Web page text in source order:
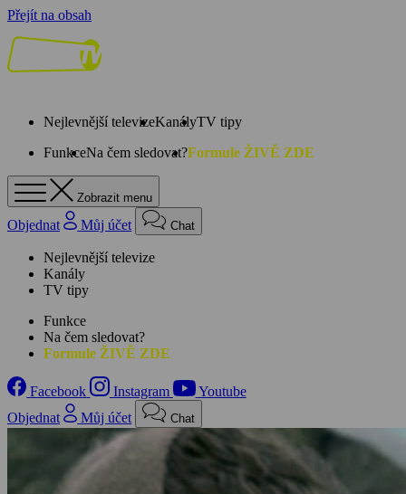
Přejít na obsah
Nejlevnější televizeKanályTV tipy
FunkceNa čem sledovat?Formule ŽIVĚ ZDE
Zobrazit menu
Objednat Můj účet Chat
Nejlevnější televize
Kanály
TV tipy
Funkce
Na čem sledovat?
Formule ŽIVĚ ZDE
Facebook Instagram
Youtube
Objednat
Můj účet Chat